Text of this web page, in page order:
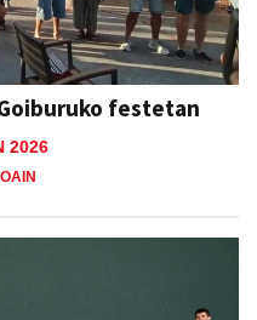
festetan
2026